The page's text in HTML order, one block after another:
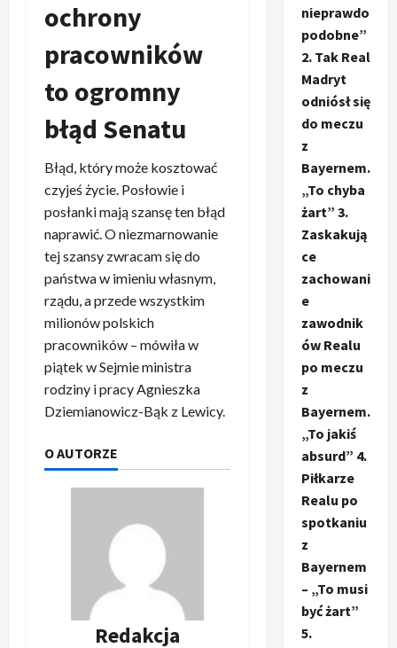
ochrony
pracowników
to ogromny
błąd Senatu
Błąd, który może kosztować
czyjeś życie. Posłowie i
posłanki mają szansę ten błąd
naprawić. O niezmarnowanie
tej szansy zwracam się do
państwa w imieniu własnym,
rządu, a przede wszystkim
milionów polskich
pracowników – mówiła w
piątek w Sejmie ministra
rodziny i pracy Agnieszka
Dziemianowicz-Bąk z Lewicy.
O AUTORZE
Redakcja
nieprawdo
podobne”
2. Tak Real
Madryt
odniósł się
do meczu
z
Bayernem.
„To chyba
żart” 3.
Zaskakują
ce
zachowani
e
zawodnik
ów Realu
po meczu
z
Bayernem.
„To jakiś
absurd” 4.
Piłkarze
Realu po
spotkaniu
z
Bayernem
– „To musi
być żart”
5.